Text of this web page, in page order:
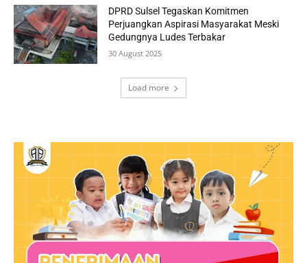
DPRD Sulsel Tegaskan Komitmen
Perjuangkan Aspirasi Masyarakat Meski
Gedungnya Ludes Terbakar
30 August 2025
Load more